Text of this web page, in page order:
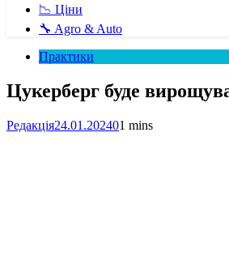
📉 Ціни
🔧 Agro & Auto
Практики
Цукерберг буде
Редакція24.01.202401 mins